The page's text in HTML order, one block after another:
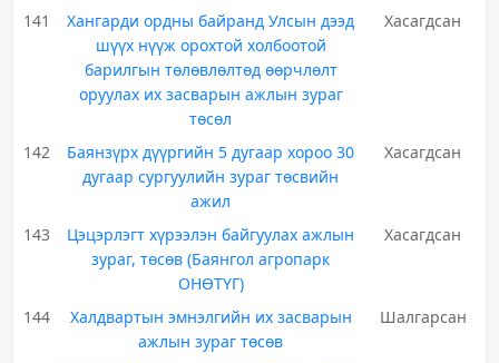
141
Хангарди ордны байранд Улсын дээд
шүүх нүүж орохтой холбоотой
барилгын төлөвлөлтөд өөрчлөлт
оруулах их засварын ажлын зураг
төсөл
Хасагдсан
142
Баянзүрх дүүргийн 5 дугаар хороо 30
дугаар сургуулийн зураг төсвийн
ажил
Хасагдсан
143
Цэцэрлэгт хүрээлэн байгуулах ажлын
зураг, төсөв (Баянгол агропарк
ОНӨТҮГ)
Хасагдсан
144
Халдвартын эмнэлгийн их засварын
ажлын зураг төсөв
Шалгарсан